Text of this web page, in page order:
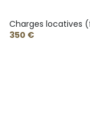
Charges locatives
350 €